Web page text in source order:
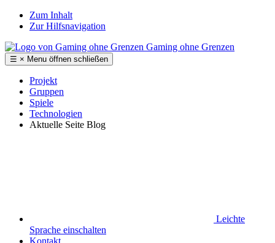
Zum Inhalt
Zur Hilfsnavigation
Gaming ohne Grenzen
☰ × Menu öffnen schließen
Projekt
Gruppen
Spiele
Technologien
Aktuelle Seite Blog
Leichte
Sprache einschalten
Kontakt